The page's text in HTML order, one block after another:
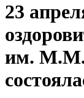
23
им. М.М.